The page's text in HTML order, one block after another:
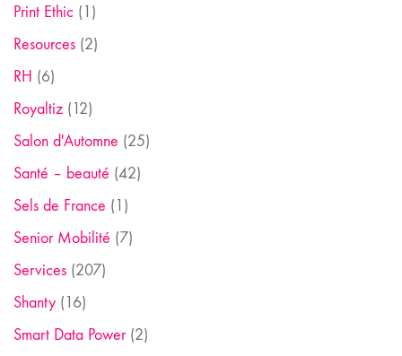
Print Ethic (1)
Resources (2)
RH (6)
Royaltiz (12)
Salon d'Automne (25)
Santé – beauté (42)
Sels de France (1)
Senior Mobilité (7)
Services (207)
Shanty (16)
Smart Data Power(2)